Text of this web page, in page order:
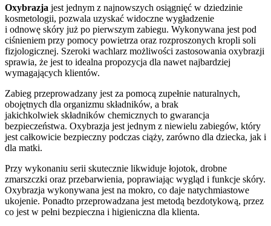
Oxybrazja jest jednym z najnowszych osiągnięć w dziedzinie
kosmetologii, pozwala uzyskać widoczne wygładzenie
i odnowę skóry już po pierwszym zabiegu. Wykonywana jest pod
ciśnieniem przy pomocy powietrza oraz rozproszonych kropli soli
fizjologicznej. Szeroki wachlarz możliwości zastosowania oxybrazji
sprawia, że jest to idealna propozycja dla nawet najbardziej
wymagających klientów.
Zabieg przeprowadzany jest za pomocą zupełnie naturalnych,
obojętnych dla organizmu składników, a brak
jakichkolwiek składników chemicznych to gwarancja
bezpieczeństwa. Oxybrazja jest jednym z niewielu zabiegów, który
jest całkowicie bezpieczny podczas ciąży, zarówno dla dziecka, jak i
dla matki.
Przy wykonaniu serii skutecznie likwiduje łojotok, drobne
zmarszczki oraz przebarwienia, poprawiając wygląd i funkcje skóry.
Oxybrazja wykonywana jest na mokro, co daje natychmiastowe
ukojenie. Ponadto przeprowadzana jest metodą bezdotykową, przez
co jest w pełni bezpieczna i higieniczna dla klienta.